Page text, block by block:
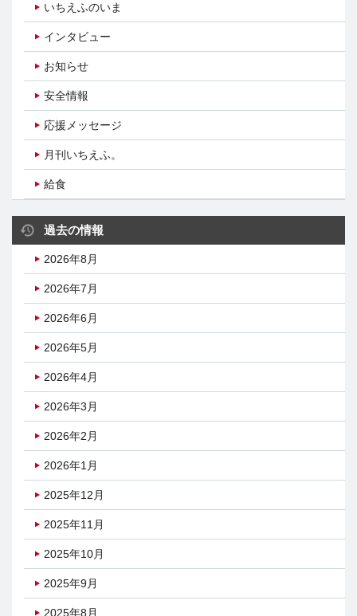
いちえふのいま
インタビュー
お知らせ
安全情報
応援メッセージ
月刊いちえふ。
給食
過去の情報
2026年8月
2026年7月
2026年6月
2026年5月
2026年4月
2026年3月
2026年2月
2026年1月
2025年12月
2025年11月
2025年10月
2025年9月
2025年8月